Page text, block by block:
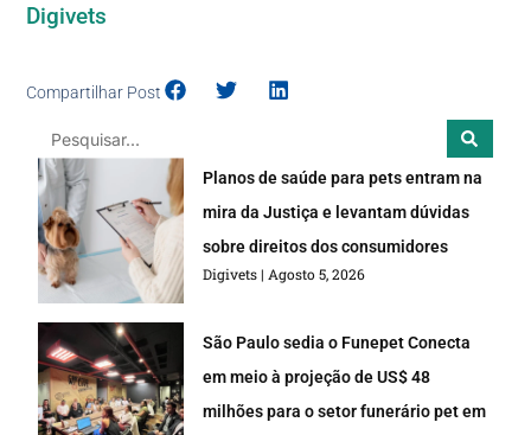
Digivets
Compartilhar Post
Planos de saúde para pets entram na
mira da Justiça e levantam dúvidas
sobre direitos dos consumidores
Digivets Agosto 5, 2026
São Paulo sedia o Funepet Conecta
em meio à projeção de US$ 48
milhões para o setor funerário pet em